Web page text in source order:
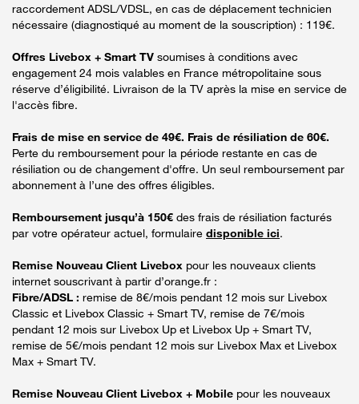
raccordement ADSL/VDSL, en cas de déplacement technicien
nécessaire (diagnostiqué au moment de la souscription) : 119€.
Offres Livebox + Smart TV soumises à conditions avec
engagement 24 mois valables en France métropolitaine sous
réserve d’éligibilité. Livraison de la TV après la mise en service de
l'accès fibre.
Frais de mise en service de 49€. Frais de résiliation de 60€.
Perte du remboursement pour la période restante en cas de
résiliation ou de changement d'offre. Un seul remboursement par
abonnement à l’une des offres éligibles.
Remboursement jusqu’à 150€ des frais de résiliation facturés
par votre opérateur actuel, formulaire disponible ici.
Remise Nouveau Client Livebox pour les nouveaux clients
internet souscrivant à partir d’orange.fr :
Fibre/ADSL : remise de 8€/mois pendant 12 mois sur Livebox
Classic et Livebox Classic + Smart TV, remise de 7€/mois
pendant 12 mois sur Livebox Up et Livebox Up + Smart TV,
remise de 5€/mois pendant 12 mois sur Livebox Max et Livebox
Max + Smart TV.
Remise Nouveau Client Livebox + Mobile pour les nouveaux